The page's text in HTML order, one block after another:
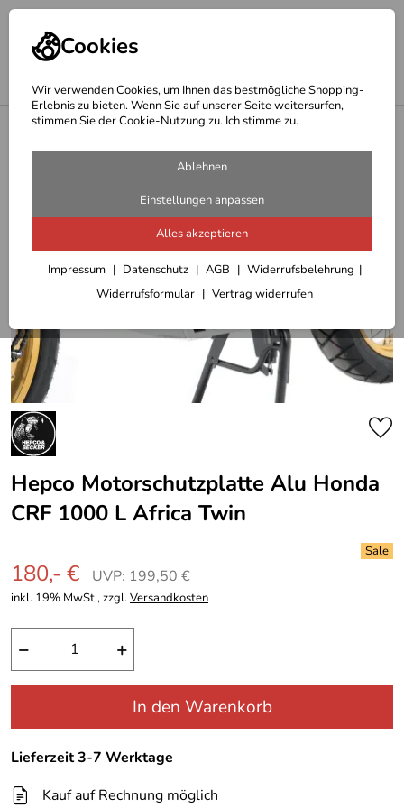
Cookies
Wir verwenden Cookies, um Ihnen das bestmögliche Shopping-
Erlebnis zu bieten. Wenn Sie auf unserer Seite weitersurfen,
stimmen Sie der Cookie-Nutzung zu. Ich stimme zu.
Ablehnen
Einstellungen anpassen
Alles akzeptieren
Impressum Datenschutz AGB
Widerrufsbelehrung
Widerrufsformular
Vertrag widerrufen
Hepco Becker Motorschutz
Hepco Motorschutzplatte Alu Honda
CRF 1000 L Africa Twin
180,- € UVP: 199,50 €
inkl. 19% MwSt., zzgl.Versandkosten
− +
In den Warenkorb
Lieferzeit 3-7 Werktage
Kauf auf Rechnung möglich